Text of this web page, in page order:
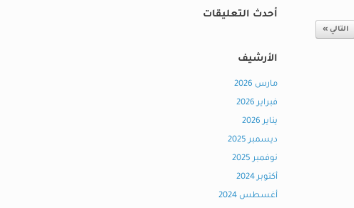
التالي »
أحدث التعليقات
الأرشيف
مارس 2026
فبراير 2026
يناير 2026
ديسمبر 2025
نوفمبر 2025
أكتوبر 2024
أغسطس 2024